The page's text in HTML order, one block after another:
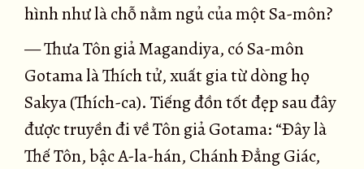
hình như là chỗ nằm ngủ của một Sa-môn?
— Thưa Tôn giả Magandiya, có Sa-môn
Gotama là Thích tử, xuất gia từ dòng họ
Sakya (Thích-ca). Tiếng đồn tốt đẹp sau đây
được truyền đi về Tôn giả Gotama: “Ðây là
Thế Tôn, bậc A-la-hán, Chánh Ðẳng Giác,